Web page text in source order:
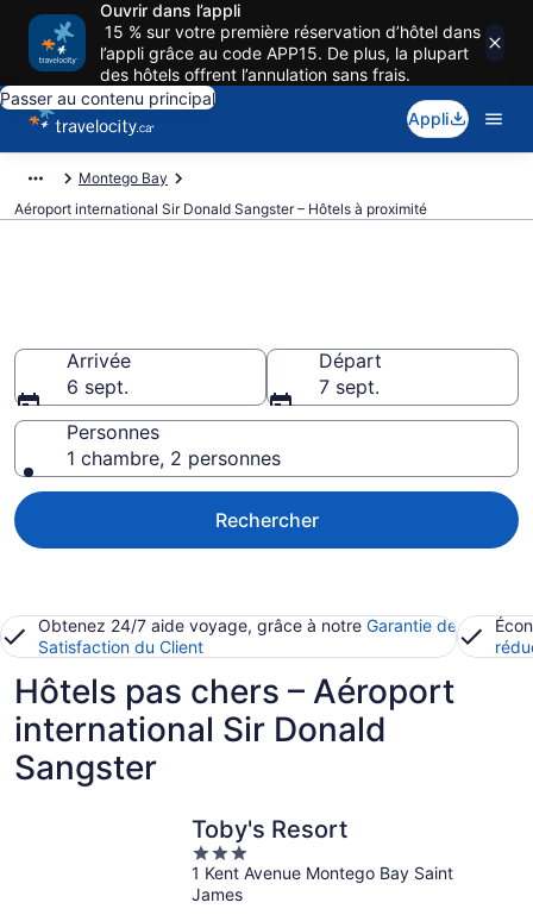
Ouvrir dans l’appli
15 % sur votre première réservation d’hôtel dans
l’appli grâce au code APP15. De plus, la plupart
des hôtels offrent l’annulation sans frais.
Passer au contenu principal
Appli
Montego Bay
Aéroport international Sir Donald Sangster – Hôtels à proximité
Arrivée
6 sept.
Départ
7 sept.
Personnes
1 chambre, 2 personnes
Rechercher
Obtenez 24/7 aide voyage, grâce à notre Garantie de
Satisfaction du Client
Hôtels pas chers – Aéroport
international Sir Donald
Sangster
Toby's Resort
3
out
of
1 Kent Avenue Montego Bay Saint
James